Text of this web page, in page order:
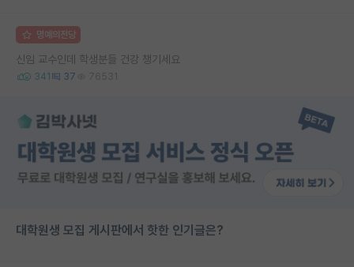
명예의전당
신임 교수인데 학생분들 건강 챙기세요
341 37 76531
대학원생 모집 게시판에서 핫한 인기글은?